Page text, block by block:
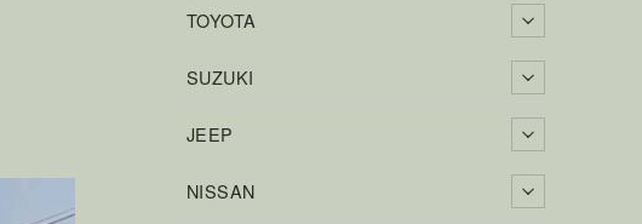
TOYOTA
SUZUKI
JEEP
NISSAN